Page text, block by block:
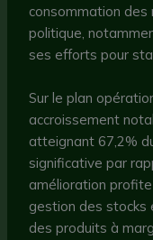
consommation
politique,
ses efforts pour
Sur le plan
accroissement
atteignant 67,2%
significative par
amélioration
gestion des stocks
des produits à